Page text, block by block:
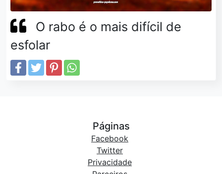
O rabo é o mais difícil de
esfolar
Páginas
Facebook
Twitter
Privacidade